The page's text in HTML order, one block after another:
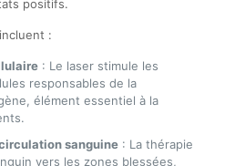
positifs.
:
: Le laser stimule les
responsables de la
élément essentiel à la
sanguine: La thérapie
vers les zones blessées,